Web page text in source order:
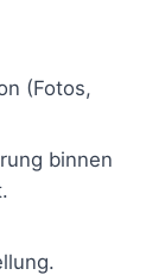
(Fotos,
binnen